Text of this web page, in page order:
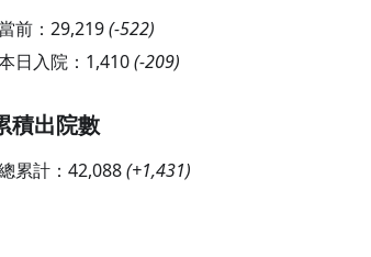
前： 29,219(-522)
日入院： 1,410(-209)
積出院數
累計： 42,088(+1,431)